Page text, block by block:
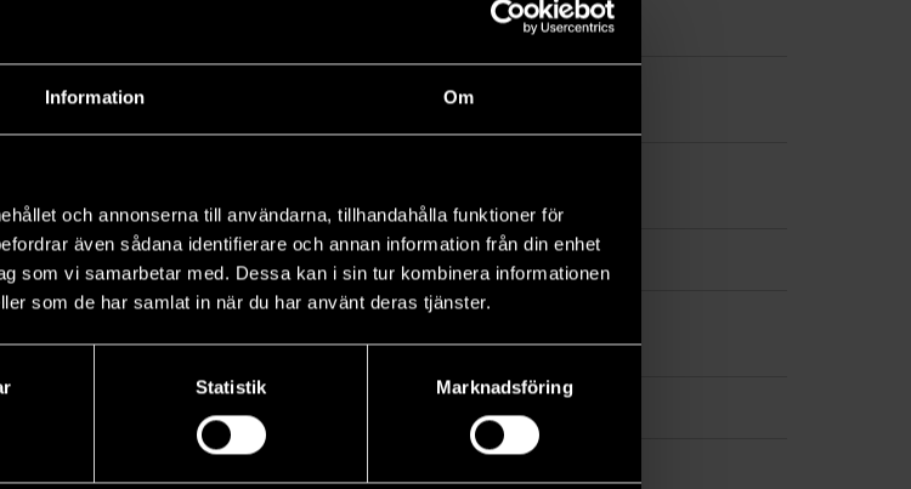
Information Om
och annonserna till användarna, tillhandahålla funktioner för
även sådana identifierare och annan information från din enhet
som vi samarbetar med. Dessa kan i sin tur kombinera informationen
som de har samlat in när du har använt deras tjänster.
Statistik Marknadsföring
(Japansk Utgåva)